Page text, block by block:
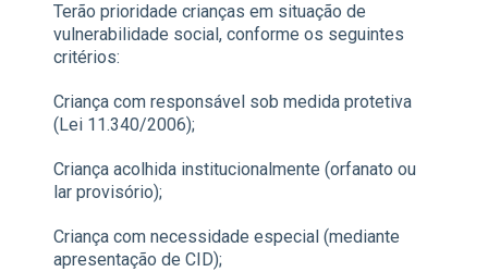
Terão prioridade crianças em situação de
vulnerabilidade social, conforme os seguintes
critérios:
Criança com responsável sob medida protetiva
(Lei 11.340/2006);
Criança acolhida institucionalmente (orfanato ou
lar provisório);
Criança com necessidade especial (mediante
apresentação de CID);